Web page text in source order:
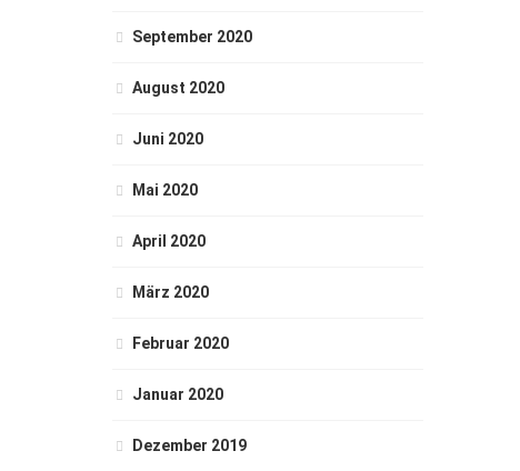
September 2020
August 2020
Juni 2020
Mai 2020
April 2020
März 2020
Februar 2020
Januar 2020
Dezember 2019